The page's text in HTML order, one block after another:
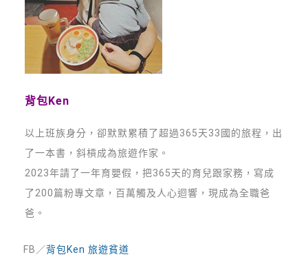
背包Ken
以上班族身分，卻默默累積了超過365天33國的旅程，出
了一本書，斜槓成為旅遊作家。
2023年請了一年育嬰假，把365天的育兒跟家務，寫成
了200篇粉專文章，百萬觸及人心迴響，現成為全職爸
爸。
FB／背包Ken 旅遊貧道